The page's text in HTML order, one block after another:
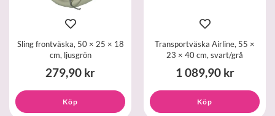
Sling frontväska, 50 × 25 × 18
cm, ljusgrön
279,90 kr
Köp
Transportväska Airline, 55 ×
23 × 40 cm, svart/grå
1 089,90 kr
Köp